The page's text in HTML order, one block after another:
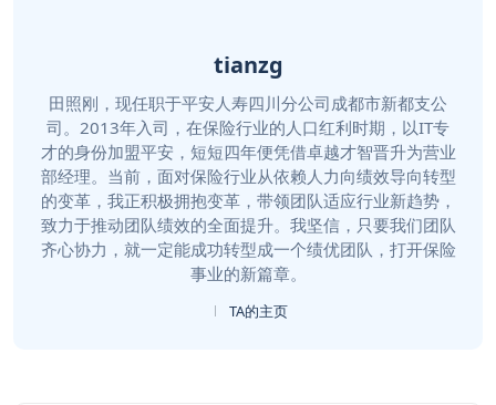
tianzg
田照刚，现任职于平安人寿四川分公司成都市新都支公
司。2013年入司，在保险行业的人口红利时期，以IT专
才的身份加盟平安，短短四年便凭借卓越才智晋升为营业
部经理。当前，面对保险行业从依赖人力向绩效导向转型
的变革，我正积极拥抱变革，带领团队适应行业新趋势，
致力于推动团队绩效的全面提升。我坚信，只要我们团队
齐心协力，就一定能成功转型成一个绩优团队，打开保险
事业的新篇章。
TA的主页